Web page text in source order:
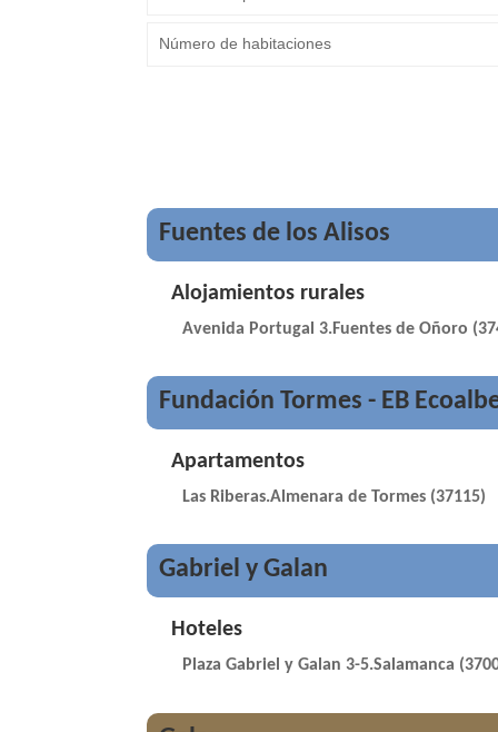
Fuentes de los Alisos
Alojamientos rurales
Avenida Portugal 3.Fuentes de Oñoro
Fundación Tormes - EB
Apartamentos
Las Riberas.Almenara de Tormes (37115)
Gabriel y Galan
Hoteles
Plaza Gabriel y Galan 3-5.Salamanca